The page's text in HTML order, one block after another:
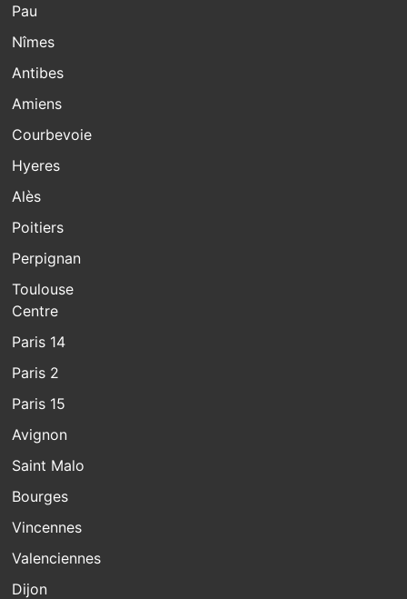
Pau
Nîmes
Antibes
Amiens
Courbevoie
Hyeres
Alès
Poitiers
Perpignan
Toulouse
Centre
Paris 14
Paris 2
Paris 15
Avignon
Saint Malo
Bourges
Vincennes
Valenciennes
Dijon